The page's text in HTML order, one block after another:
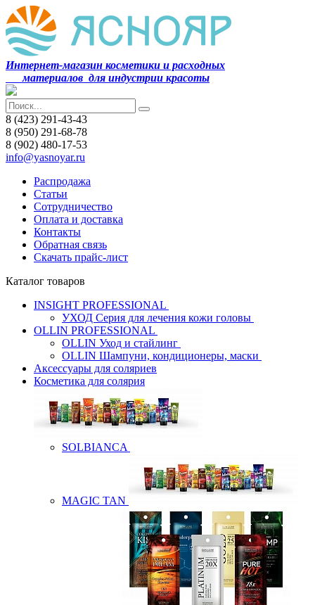
Интернет-магазин косметики и расходных
материалов для индустрии красоты
8 (423) 291-43-43
8 (950) 291-68-78
8 (902) 480-17-53
info@yasnoyar.ru
Распродажа
Статьи
Сотрудничество
Оплата и доставка
Контакты
Обратная связь
Скачать прайс-лист
Каталог товаров
INSIGHT PROFESSIONAL
УХОД Серия для лечения кожи головы
OLLIN PROFESSIONAL
OLLIN Уход и стайлинг
OLLIN Шампуни, кондиционеры, маски
Аксессуары для соляриев
Косметика для солярия
SOLBIANCA
MAGIC TAN